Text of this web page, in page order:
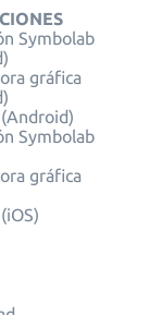
Symbolab
gráfica
Symbolab
gráfica